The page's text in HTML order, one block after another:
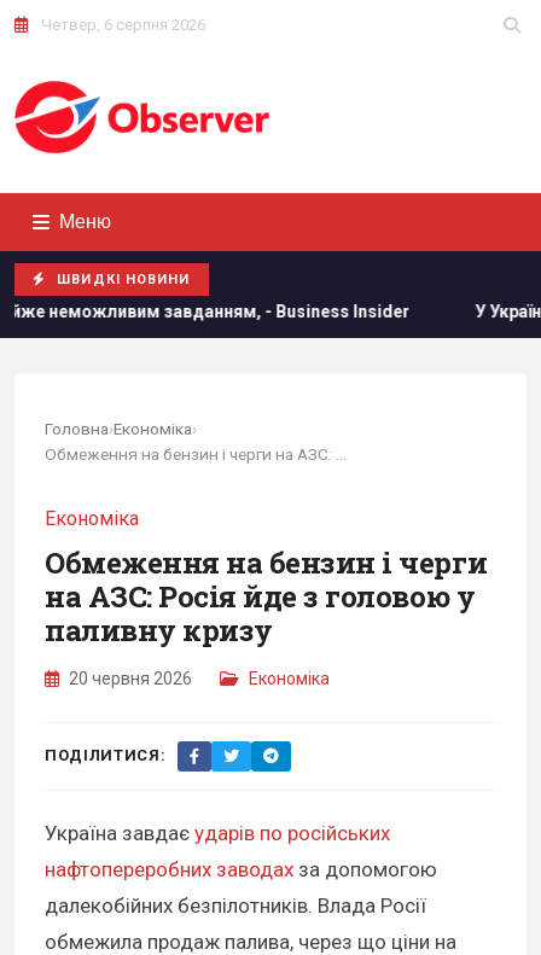
Четвер, 6 серпня 2026
Меню
ШВИДКІ НОВИНИ
завданням, - Business Insider У Україні з'явиться
Головна›Економіка›
Економіка
Обмеження на бензин і черги
на АЗС: Росія йде з головою у
паливну кризу
20 червня 2026 Економіка
ПОДІЛИТИСЯ:
Україна завдає ударів по російських
нафтопереробних заводах за допомогою
далекобійних безпілотників. Влада Росії
обмежила продаж палива, через що ціни на